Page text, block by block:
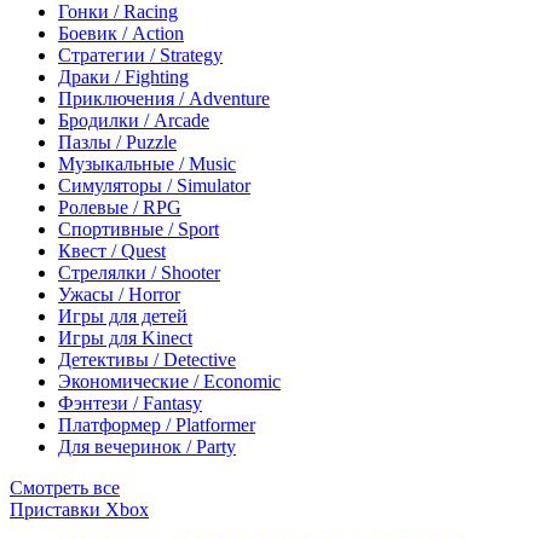
Гонки / Racing
Боевик / Action
Стратегии / Strategy
Драки / Fighting
Приключения / Adventure
Бродилки / Arcade
Пазлы / Puzzle
Музыкальные / Music
Симуляторы / Simulator
Ролевые / RPG
Спортивные / Sport
Квест / Quest
Стрелялки / Shooter
Ужасы / Horror
Игры для детей
Игры для Kinect
Детективы / Detective
Экономические / Economic
Фэнтези / Fantasy
Платформер / Platformer
Для вечеринок / Party
Смотреть все
Приставки Xbox